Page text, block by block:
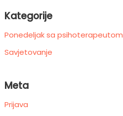
Kategorije
Ponedeljak sa psihoterapeutom
Savjetovanje
Meta
Prijava